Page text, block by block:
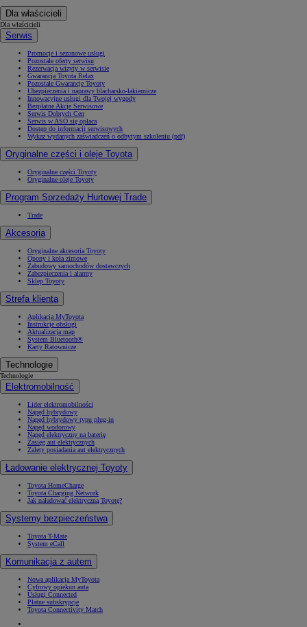
Dla właścicieli
Dla właścicieli
Serwis
Promocje i sezonowe usługi
Pozostałe oferty serwisu
Rezerwacja wizyty w serwisie
Gwarancja Toyota Relax
Pozostałe Gwarancje Toyoty
Ubezpieczenia i naprawy blacharsko-lakiernicze
Innowacyjne usługi dla Twojej wygody
Bezpłatne Akcje Serwisowe
Serwis Dobrych Cen
Serwis w ASO się opłaca
Dostęp do informacji serwisowych
Wykaz wydanych zaświadczeń o odbytym szkoleniu (pdf)
Oryginalne części i oleje Toyota
Oryginalne części Toyoty
Oryginalne oleje Toyoty
Program Sprzedaży Hurtowej Trade
Trade
Akcesoria
Oryginalne akcesoria Toyoty
Opony i koła zimowe
Zabudowy samochodów dostawczych
Zabezpieczenia i alarmy
Sklep Toyoty
Strefa klienta
Aplikacja MyToyota
Instrukcje obsługi
Aktualizacja map
System Bluetooth®
Karty Ratownicze
Technologie
Technologie
Elektromobilność
Lider elektromobilności
Napęd hybrydowy
Napęd hybrydowy typu plug-in
Napęd wodorowy
Napęd elektryczny na baterię
Zasięg aut elektrycznych
Zalety posiadania aut elektrycznych
Ładowanie elektrycznej Toyoty
Toyota HomeCharge
Toyota Charging Network
Jak naładować elektryczną Toyotę?
Systemy bezpieczeństwa
Toyota T-Mate
System eCall
Komunikacja z autem
Nowa aplikacja MyToyota
Cyfrowy opiekun auta
Usługi Connected
Płatne subskrypcje
Toyota Connectivity Match